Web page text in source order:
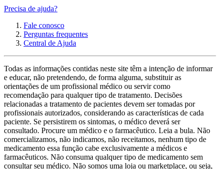
Precisa de ajuda?
Fale conosco
Perguntas frequentes
Central de Ajuda
Todas as informações contidas neste site têm a intenção de informar
e educar, não pretendendo, de forma alguma, substituir as
orientações de um profissional médico ou servir como
recomendação para qualquer tipo de tratamento. Decisões
relacionadas a tratamento de pacientes devem ser tomadas por
profissionais autorizados, considerando as características de cada
paciente. Se persistirem os sintomas, o médico deverá ser
consultado. Procure um médico e o farmacêutico. Leia a bula. Não
comercializamos, não indicamos, não receitamos, nenhum tipo de
medicamento essa função cabe exclusivamente a médicos e
farmacêuticos. Não consuma qualquer tipo de medicamento sem
consultar seu médico. Não somos uma loja ou marketplace, ou seja,